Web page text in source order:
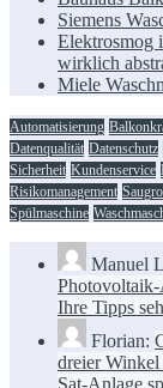
Siemens
Elektrosmog
wirklich
Miele
Automatisierung
Datenqualität Datenschutz
Sicherheit Kundenservice
Risikomanagement
Spülmaschine
Manuel
Photovoltaik-
Ihre Tipps
Florian:
dreier